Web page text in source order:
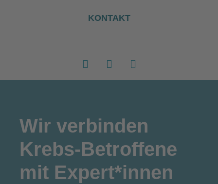
KONTAKT
Wir verbinden
Krebs-Betroffene
mit Expert*innen